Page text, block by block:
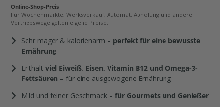
Online-Shop-Preis
Für Wochenmärkte, Werksverkauf, Automat, Abholung und andere
Vertriebswege gelten eigene Preise.
Sehr mager & kalorienarm – perfekt für eine bewusste
Ernährung
Enthältviel Eiweiß, Eisen, Vitamin B12 und Omega-3-
Fettsäuren – für eine ausgewogene Ernährung
Mild und feiner Geschmack –für Gourmets und Genießer